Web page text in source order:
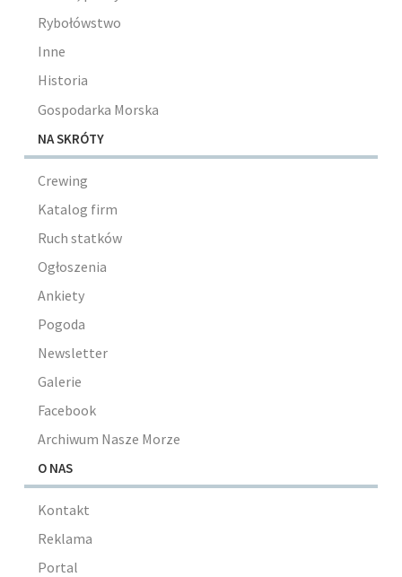
Rybołówstwo
Inne
Historia
Gospodarka Morska
NA SKRÓTY
Crewing
Katalog firm
Ruch statków
Ogłoszenia
Ankiety
Pogoda
Newsletter
Galerie
Facebook
Archiwum Nasze Morze
O NAS
Kontakt
Reklama
Portal